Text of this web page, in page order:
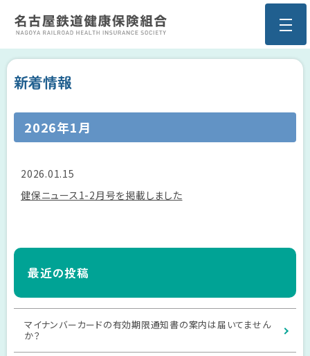
新着情報
2026年1月
2026.01.15
健保ニュース1-2月号を掲載しました
最近の投稿
マイナンバーカードの有効期限通知書の案内は届いてません
か？